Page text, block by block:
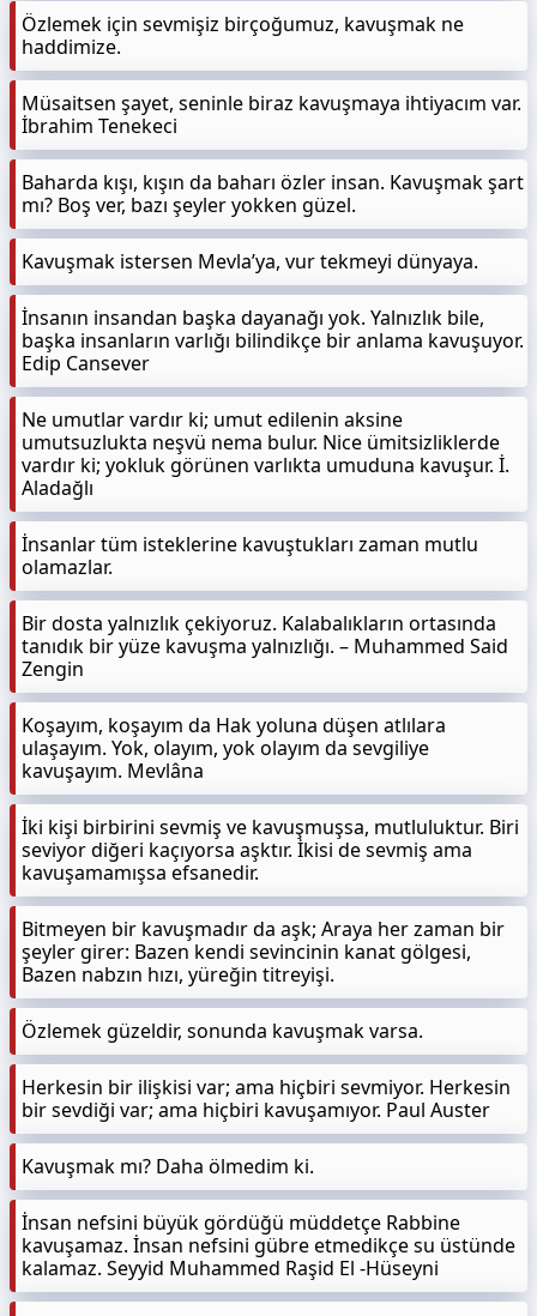
Özlemek için sevmişiz birçoğumuz, kavuşmak ne
haddimize.
Müsaitsen şayet, seninle biraz kavuşmaya ihtiyacım var.
İbrahim Tenekeci
Baharda kışı, kışın da baharı özler insan. Kavuşmak şart
mı? Boş ver, bazı şeyler yokken güzel.
Kavuşmak istersen Mevla’ya, vur tekmeyi dünyaya.
İnsanın insandan başka dayanağı yok. Yalnızlık bile,
başka insanların varlığı bilindikçe bir anlama kavuşuyor.
Edip Cansever
Ne umutlar vardır ki; umut edilenin aksine
umutsuzlukta neşvü nema bulur. Nice ümitsizliklerde
vardır ki; yokluk görünen varlıkta umuduna kavuşur. İ.
Aladağlı
İnsanlar tüm isteklerine kavuştukları zaman mutlu
olamazlar.
Bir dosta yalnızlık çekiyoruz. Kalabalıkların ortasında
tanıdık bir yüze kavuşma yalnızlığı. – Muhammed Said
Zengin
Koşayım, koşayım da Hak yoluna düşen atlılara
ulaşayım. Yok, olayım, yok olayım da sevgiliye
kavuşayım. Mevlâna
İki kişi birbirini sevmiş ve kavuşmuşsa, mutluluktur. Biri
seviyor diğeri kaçıyorsa aşktır. İkisi de sevmiş ama
kavuşamamışsa efsanedir.
Bitmeyen bir kavuşmadır da aşk; Araya her zaman bir
şeyler girer: Bazen kendi sevincinin kanat gölgesi,
Bazen nabzın hızı, yüreğin titreyişi.
Özlemek güzeldir, sonunda kavuşmak varsa.
Herkesin bir ilişkisi var; ama hiçbiri sevmiyor. Herkesin
bir sevdiği var; ama hiçbiri kavuşamıyor. Paul Auster
Kavuşmak mı? Daha ölmedim ki.
İnsan nefsini büyük gördüğü müddetçe Rabbine
kavuşamaz. İnsan nefsini gübre etmedikçe su üstünde
kalamaz. Seyyid Muhammed Raşid El -Hüseyni